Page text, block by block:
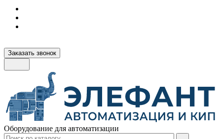
Заказать звонок
Оборудование для автоматизации